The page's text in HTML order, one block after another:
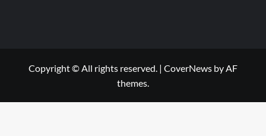
Copyright © All rights reserved. | CoverNews by AF
themes.